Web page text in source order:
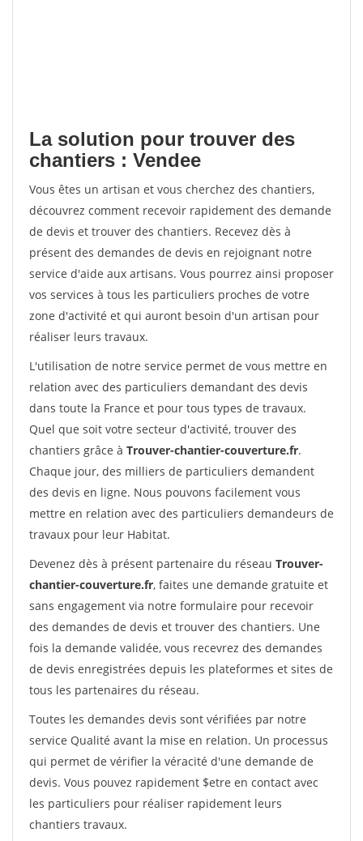
La solution pour trouver des
chantiers : Vendee
Vous êtes un artisan et vous cherchez des chantiers,
découvrez comment recevoir rapidement des demande
de devis et trouver des chantiers. Recevez dès à
présent des demandes de devis en rejoignant notre
service d'aide aux artisans. Vous pourrez ainsi proposer
vos services à tous les particuliers proches de votre
zone d'activité et qui auront besoin d'un artisan pour
réaliser leurs travaux.
L'utilisation de notre service permet de vous mettre en
relation avec des particuliers demandant des devis
dans toute la France et pour tous types de travaux.
Quel que soit votre secteur d'activité, trouver des
chantiers grâce à Trouver-chantier-couverture.fr.
Chaque jour, des milliers de particuliers demandent
des devis en ligne. Nous pouvons facilement vous
mettre en relation avec des particuliers demandeurs de
travaux pour leur Habitat.
Devenez dès à présent partenaire du réseau Trouver-
chantier-couverture.fr, faites une demande gratuite et
sans engagement via notre formulaire pour recevoir
des demandes de devis et trouver des chantiers. Une
fois la demande validée, vous recevrez des demandes
de devis enregistrées depuis les plateformes et sites de
tous les partenaires du réseau.
Toutes les demandes devis sont vérifiées par notre
service Qualité avant la mise en relation. Un processus
qui permet de vérifier la véracité d'une demande de
devis. Vous pouvez rapidement $etre en contact avec
les particuliers pour réaliser rapidement leurs
chantiers travaux.